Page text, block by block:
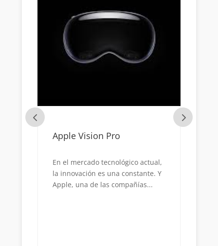
Apple Vision Pro
En el mercado tecnológico actual,
la innovación es una constante. Y
Apple, una de las compañías...